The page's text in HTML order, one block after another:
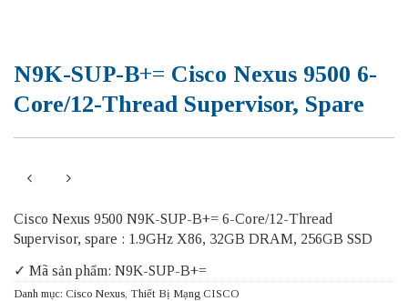
N9K-SUP-B+= Cisco Nexus 9500 6-
Core/12-Thread Supervisor, Spare
Cisco Nexus 9500 N9K-SUP-B+= 6-Core/12-Thread
Supervisor, spare : 1.9GHz X86, 32GB DRAM, 256GB SSD
✓ Mã sản phẩm: N9K-SUP-B+=
Danh mục: Cisco Nexus Thiết Bị Mạng CISCO